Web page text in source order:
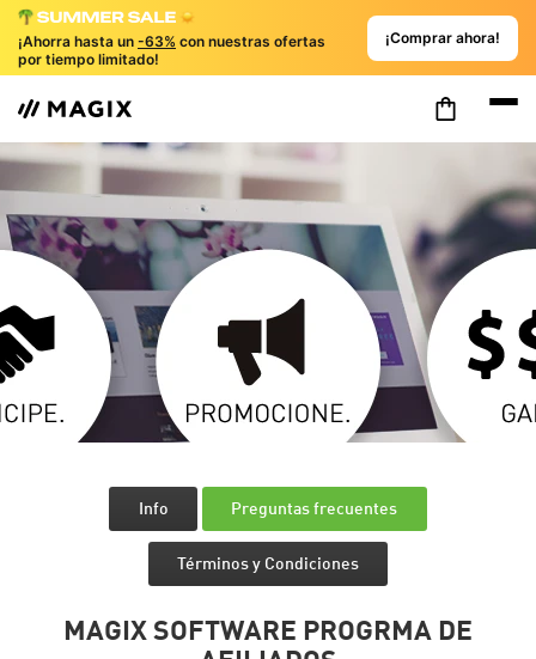
¡Ahorra hasta un -63% con nuestras ofertas
por tiempo limitado!
¡Comprar ahora!
Info Preguntas frecuentes
Términos y Condiciones
MAGIX SOFTWARE PROGRMA DE